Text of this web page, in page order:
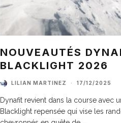
NOUVEAUTÉS
BLACKLIGHT 2026
LILIAN MARTINEZ · 17/12/2025
Dynafit revient dans la course avec
Blacklight repensée qui vise les